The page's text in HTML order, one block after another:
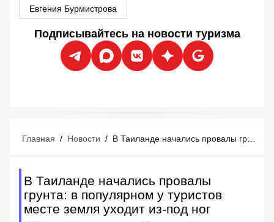
Евгения Бурмистрова
Подписывайтесь на новости туризма
Главная / Новости /
В Таиланде начались провалы
грунта: в популярном у туристов
месте земля уходит из-под ног